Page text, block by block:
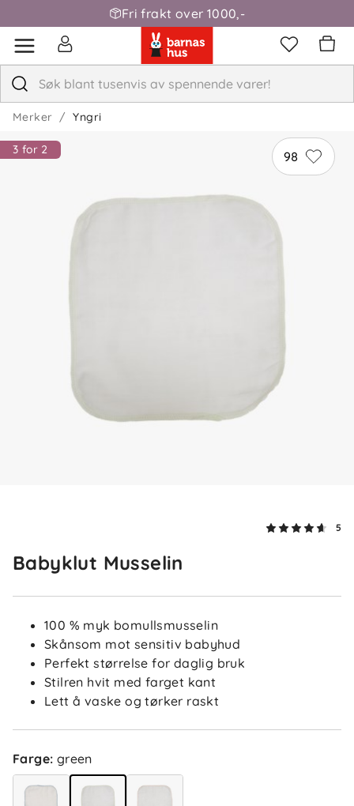
Fri frakt over 1000,-
Merker Yngri
98
3 for 2
5
Babyklut Musselin
100 % myk bomullsmusselin
Skånsom mot sensitiv babyhud
Perfekt størrelse for daglig bruk
Stilren hvit med farget kant
Lett å vaske og tørker raskt
Farge: green
4.6
basert på 5 anmeldelser
5
3
1
Anmeldelser (5)
Sorter etter Filtrer etter
LJ Line J